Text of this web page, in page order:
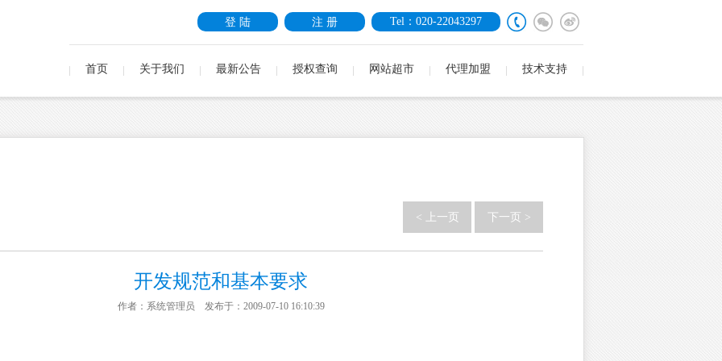
Tel：020-22043297
注 册
登 陆
首页 关于我们 最新公告 授权查询 网站超市 代理加盟 技术支持
下一页 >
< 上一页
开发规范和基本要求
作者：系统管理员 发布于：2009-07-10 16:10:39